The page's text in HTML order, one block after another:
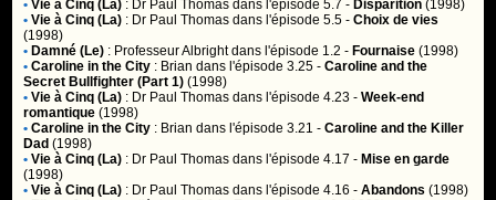
• Vie à Cinq (La) : Dr Paul Thomas dans l'épisode 5.7 - Disparition (1998)
• Vie à Cinq (La) : Dr Paul Thomas dans l'épisode 5.5 -Choix de vies
(1998)
• Damné (Le) : Professeur Albrightdans l'épisode 1.2 - Fournaise (1998)
• Caroline in the City : Brian dans l'épisode 3.25 -Caroline and the
Secret Bullfighter (Part 1) (1998)
• Vie à Cinq (La) : Dr Paul Thomas dans l'épisode 4.23 -Week-end
romantique (1998)
• Caroline in the City : Brian dans l'épisode 3.21 -Caroline and the Killer
Dad (1998)
• Vie à Cinq (La) : Dr Paul Thomas dans l'épisode 4.17 - Mise en garde
(1998)
• Vie à Cinq (La) : Dr Paul Thomas dans l'épisode 4.16 -Abandons (1998)